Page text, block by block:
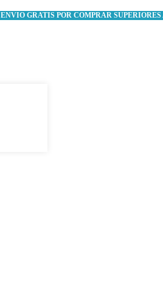
ENVIO GRATIS POR COMPRAR SUPERIORES